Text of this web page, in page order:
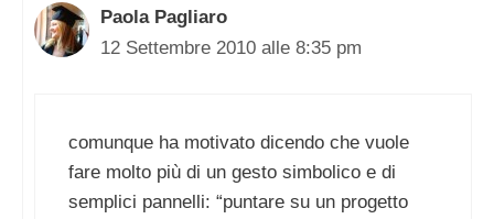
Paola Pagliaro
12 Settembre 2010 alle 8:35 pm
comunque ha motivato dicendo che vuole
fare molto più di un gesto simbolico e di
semplici pannelli: “puntare su un progetto